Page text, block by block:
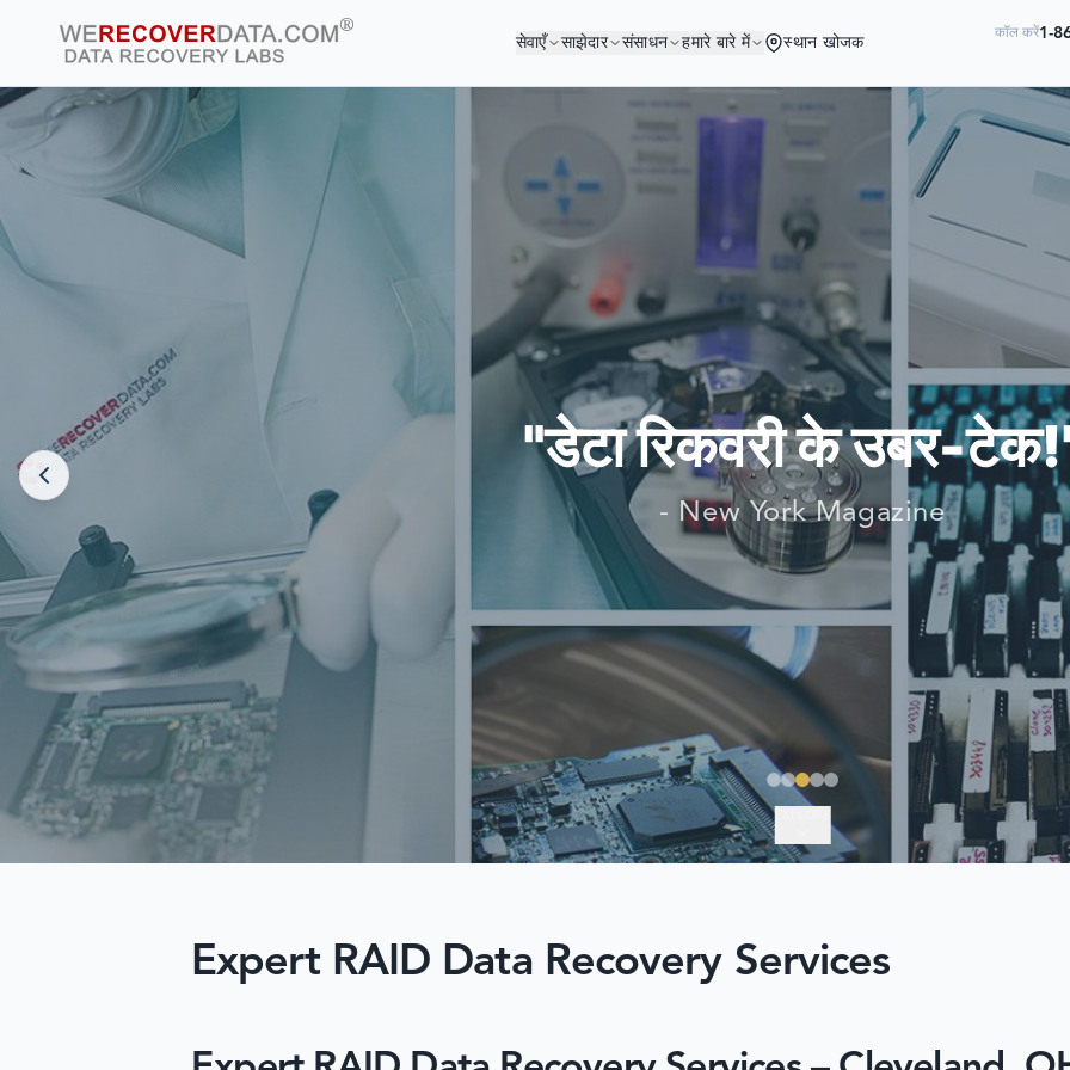
सेवाएँ साझेदार संसाधन हमारे बारे में स्थान खोजक
कॉल करें1-
आप अच्छी कंपनी में हैं!
दुनिया की सबसे बड़ी कंपनियां अपने डेटा को पुनर्प्राप्त करने के लिए
"डेटा रिकवरी के उबर-
- New York Magazine
EXPLORE
Expert RAID Data Recovery Services